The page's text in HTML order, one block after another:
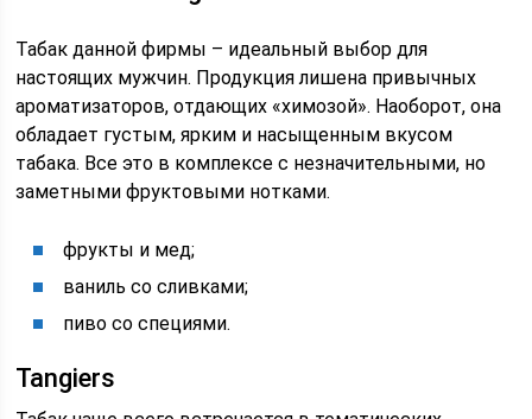
Табак данной фирмы – идеальный выбор для
настоящих мужчин. Продукция лишена привычных
ароматизаторов, отдающих «химозой». Наоборот, она
обладает густым, ярким и насыщенным вкусом
табака. Все это в комплексе с незначительными, но
заметными фруктовыми нотками.
фрукты и мед;
ваниль со сливками;
пиво со специями.
Tangiers